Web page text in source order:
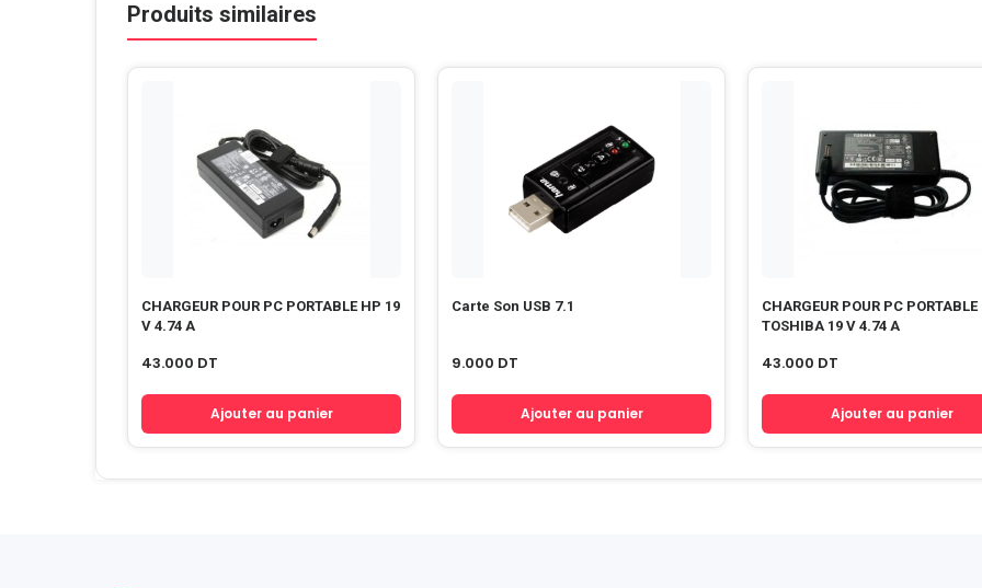
Produits similaires
CHARGEUR POUR PC PORTABLE HP 19
V 4.74 A
43.000 DT
Ajouter au panier
Carte Son USB 7.1
9.000 DT
Ajouter au panier
CHARGEUR POUR PC PORTABLE
TOSHIBA 19 V 4.74 A
43.000 DT
Ajouter au panier